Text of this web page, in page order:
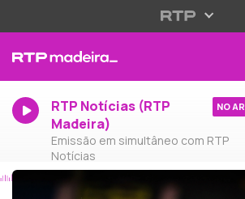
RTP Notícias (RTP
Madeira)
Emissão em simultâneo com RTP
Notícias
NO AR